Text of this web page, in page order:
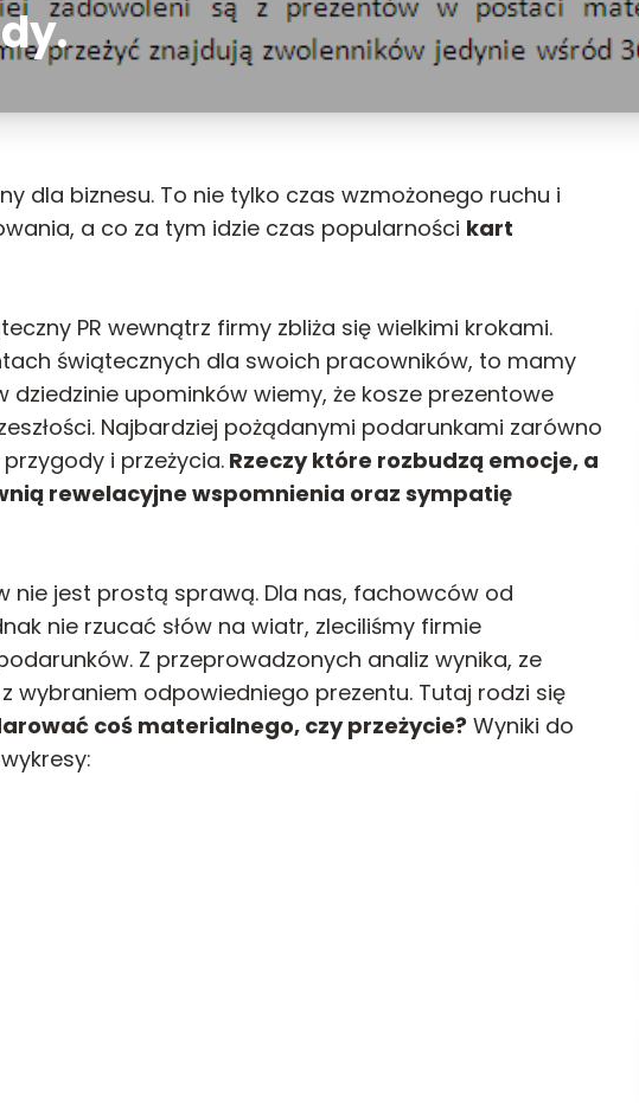
dla biznesu. To nie tylko czas wzmożonego ruchu i
a co za tym idzie czas popularności kart
PR wewnątrz firmy zbliża się wielkimi krokami.
świątecznych dla swoich pracowników, to mamy
upominków wiemy, że kosze prezentowe
Najbardziej pożądanymi podarunkami zarówno
i przeżycia. Rzeczy które rozbudzą emocje, a
rewelacyjne wspomnienia oraz sympatię
nie jest prostą sprawą. Dla nas, fachowców od
nie rzucać słów na wiatr, zleciliśmy firmie
Z przeprowadzonych analiz wynika, ze
wybraniem odpowiedniego prezentu. Tutaj rodzi się
coś materialnego, czy przeżycie? Wyniki do